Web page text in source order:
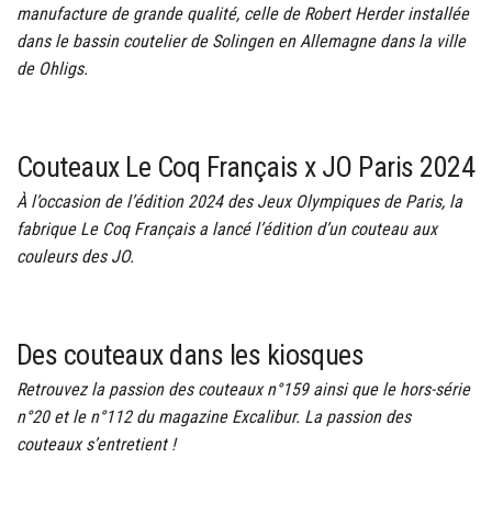
manufacture de grande qualité, celle de Robert Herder installée
dans le bassin coutelier de Solingen en Allemagne dans la ville
de Ohligs.
Couteaux Le Coq Français x JO Paris 2024
À l’occasion de l’édition 2024 des Jeux Olympiques de Paris, la
fabrique Le Coq Français a lancé l’édition d’un couteau aux
couleurs des JO.
Des couteaux dans les kiosques
Retrouvez la passion des couteaux n°159 ainsi que le hors-série
n°20 et le n°112 du magazine Excalibur. La passion des
couteaux s’entretient !